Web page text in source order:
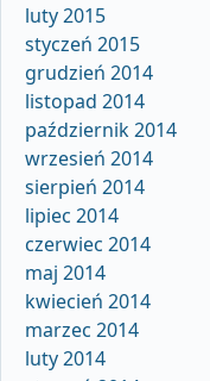
luty 2015
styczeń 2015
grudzień 2014
listopad 2014
październik 2014
wrzesień 2014
sierpień 2014
lipiec 2014
czerwiec 2014
maj 2014
kwiecień 2014
marzec 2014
luty 2014